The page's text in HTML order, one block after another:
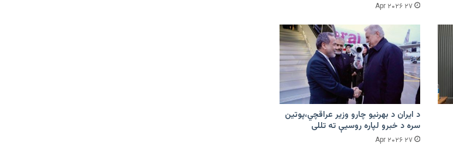
۲۷ Apr ۲۰۲۶
د ایران د بهرنیو چارو وزیر عراقچي،پوتین
سره د خبرو لپاره روسیې ته تللی
۲۷ Apr ۲۰۲۶